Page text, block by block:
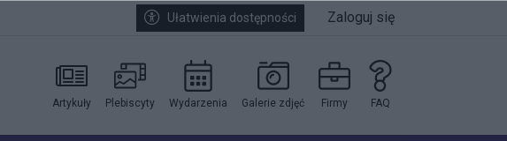
Ułatwienia dostępności Zaloguj się
Artykuły Plebiscyty Wydarzenia Galerie zdjęć Firmy FAQ